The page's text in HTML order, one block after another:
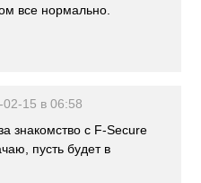
все нормально.
02-15 в 06:58
знакомство с F-Secure
пусть будет в